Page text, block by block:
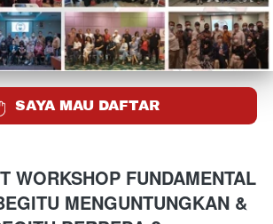
SAYA MAU DAFTAR
WORKSHOP FUNDAMENTAL
MENGUNTUNGKAN &